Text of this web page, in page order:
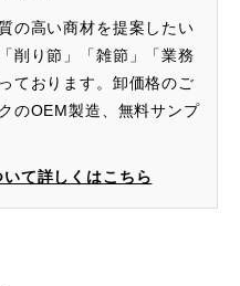
の高い商材を提案したい
削り節」「雑節」「業務
ております。卸価格のご
のOEM製造、無料サンプ
て詳しくはこちら